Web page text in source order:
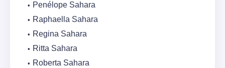
Penélope Sahara
Raphaella Sahara
Regina Sahara
Ritta Sahara
Roberta Sahara